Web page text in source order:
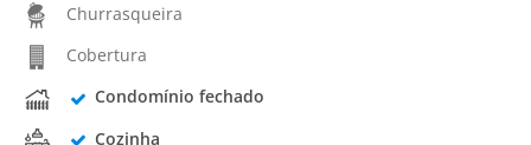
Churrasqueira
Cobertura
Condomínio fechado
Cozinha